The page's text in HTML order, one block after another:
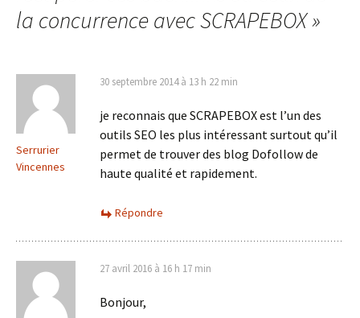
la concurrence avec SCRAPEBOX»
Serrurier
Vincennes
30 septembre 2014 à 13 h 22 min
je reconnais que SCRAPEBOX est l’un des
outils SEO les plus intéressant surtout qu’il
permet de trouver des blog Dofollow de
haute qualité et rapidement.
Répondre
27 avril 2016 à 16 h 17 min
Bonjour,